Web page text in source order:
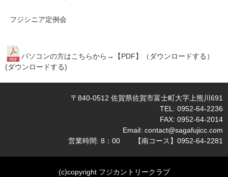
フジシニア定例会
パソコンの方はこちらから→【PDF】（ダウンロードする）
(ダウンロードする)
〒840-0512 佐賀県佐賀市富士町大字上熊川691
TEL: 0952-64-2236
FAX: 0952-64-2014
Email: contact@sagafujicc.com
営業時間: 8：00 【南コース】0952-64-2281
(c)copyright フジカントリークラブ